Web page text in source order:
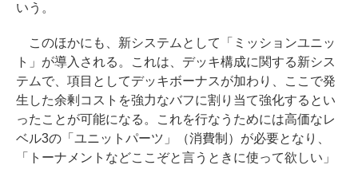
いう。
このほかにも、新システムとして「ミッションユニッ
ト」が導入される。これは、デッキ構成に関する新シス
テムで、項目としてデッキボーナスが加わり、ここで発
生した余剰コストを強力なバフに割り当て強化するとい
ったことが可能になる。これを行なうためには高価なレ
ベル3の「ユニットパーツ」（消費制）が必要となり、
「トーナメントなどここぞと言うときに使って欲しい」